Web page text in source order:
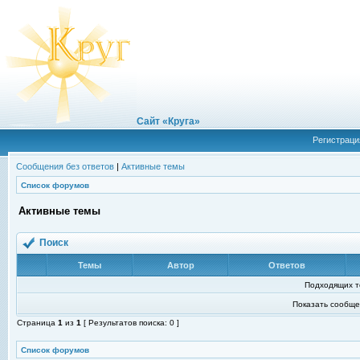
Сайт «Круга»
Сообщения без ответов | Активные темы
Список форумов
Активные темы
Поиск
Темы Автор Ответов
Подходящих
Показать
Страница 1 из 1 [ Результатов поиска: 0 ]
Список форумов